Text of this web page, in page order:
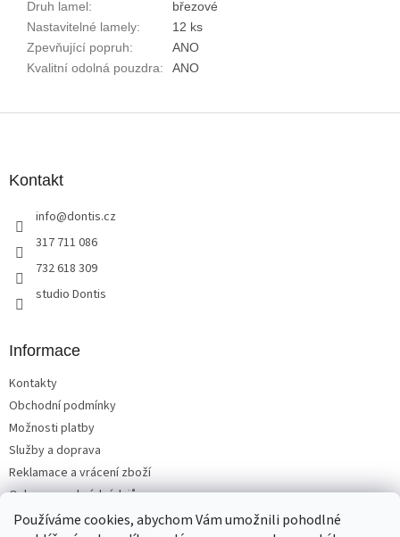
Používáme cookies, abychom Vám umožnili pohodlné
Druh lamel:
březové
Nastavitelné lamely:
12 ks
Zpevňující popruh:
ANO
Kvalitní odolná pouzdra: ANO
Kontakt
info@dontis.cz
317 711 086
732 618 309
studio Dontis
Informace
Kontakty
Obchodní podmínky
Možnosti platby
Služby a doprava
Reklamace a vrácení zboží
Ochrana osobních údajů